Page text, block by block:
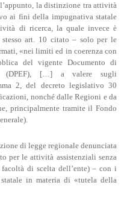
la distinzione tra attività
ai fini della impugnativa statale
di ricerca, la quale invece è
art. 10 citato – solo per le
«nei limiti ed in coerenza con
del vigente Documento di
(DPEF), […] a valere sugli
2, del decreto legislativo 30
nonché dalle Regioni e da
principalmente tramite il Fondo
di legge regionale denunciata
per le attività assistenziali senza
di scelta dell’ente) – con i
in materia di «tutela della